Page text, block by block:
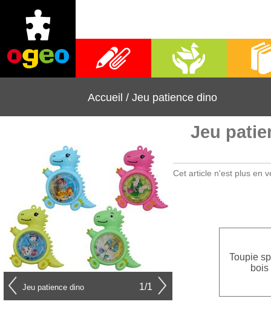
Fournitures scolaires Activités manuelles
Accueil / Jeu patience dino
Jeu
Jeu patience dino 1/1
Cet article n'est plus en
Toupie
bois